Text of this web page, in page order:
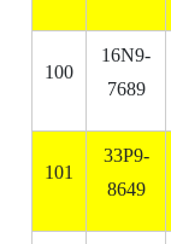
100
16N9-
7689
101
33P9-
8649